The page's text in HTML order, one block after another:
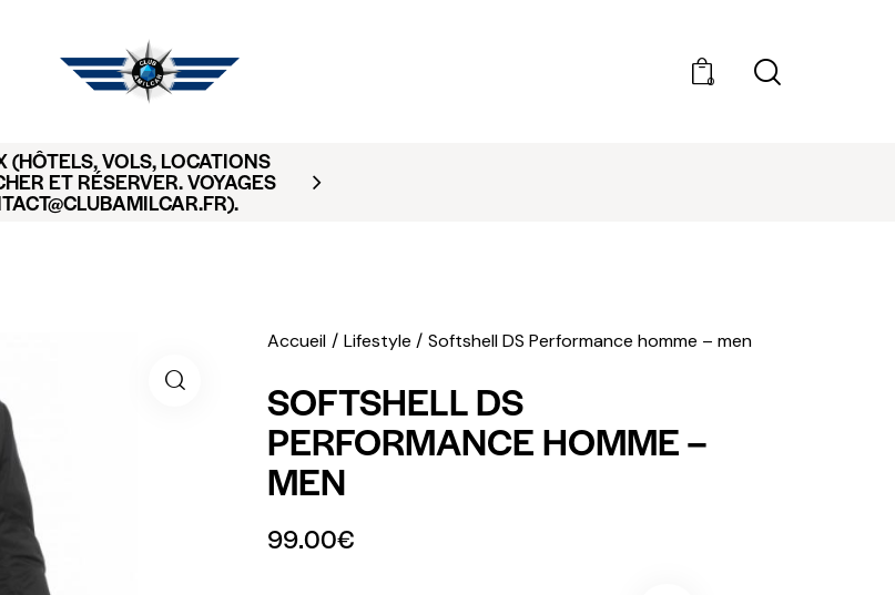
0
(HÔTELS, VOLS, LOCATIONS
ET RÉSERVER. VOYAGES
Accueil Lifestyle Softshell DS Performance homme – men
SOFTSHELL DS
PERFORMANCE HOMME –
MEN
99.00€